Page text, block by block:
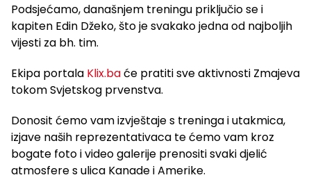
Podsjećamo, današnjem treningu priključio se i
kapiten Edin Džeko, što je svakako jedna od najboljih
vijesti za bh. tim.
Ekipa portala Klix.baće pratiti sve aktivnosti Zmajeva
tokom Svjetskog prvenstva.
Donosit ćemo vam izvještaje s treninga i utakmica,
izjave naših reprezentativaca te ćemo vam kroz
bogate foto i video galerije prenositi svaki djelić
atmosfere s ulica Kanade i Amerike.